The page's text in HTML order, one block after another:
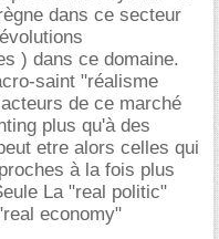
dans ce secteur
) dans ce domaine.
saint "réalisme
de ce marché
plus qu'à des
etre alors celles qui
à la fois plus
La "real politic"
economy"